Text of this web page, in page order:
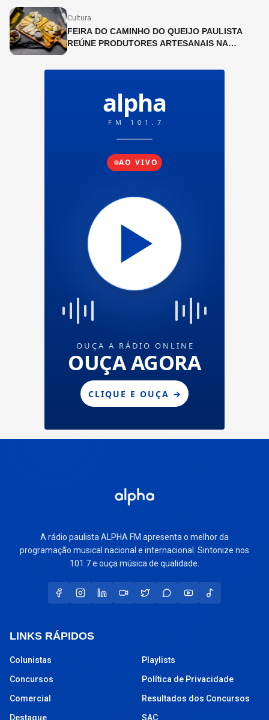
Cultura
FEIRA DO CAMINHO DO QUEIJO PAULISTA
REÚNE PRODUTORES ARTESANAIS NA
A rádio paulista ALPHA FM apresenta o melhor da
programação musical nacional e internacional. Sintonize nos
101.7 e ouça música de qualidade.
LINKS RÁPIDOS
Colunistas
Concursos
Comercial
Destaque
Playlists
Política de Privacidade
Resultados dos Concursos
SAC